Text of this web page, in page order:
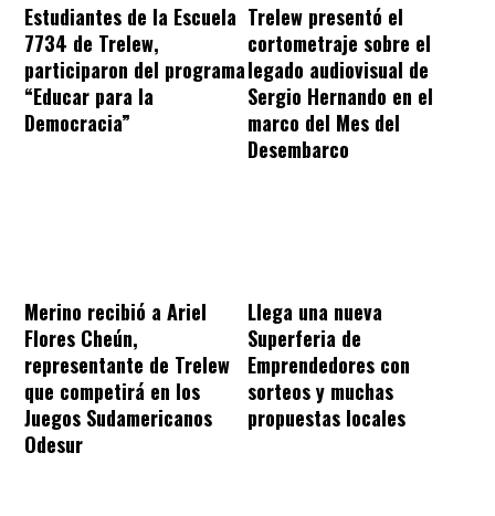
Estudiantes de la Escuela
7734 de Trelew,
participaron del programa
“Educar para la
Democracia”
Trelew presentó el
cortometraje sobre el
legado audiovisual de
Sergio Hernando en el
marco del Mes del
Desembarco
Merino recibió a Ariel
Flores Cheún,
representante de Trelew
que competirá en los
Juegos Sudamericanos
Odesur
Llega una nueva
Superferia de
Emprendedores con
sorteos y muchas
propuestas locales